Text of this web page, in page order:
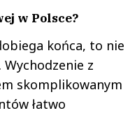
w Polsce?
końca, to nie
z
skomplikowanym
łatwo